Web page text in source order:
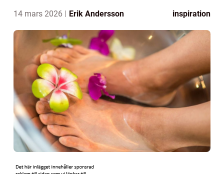
14 mars 2026 Erik Andersson inspiration